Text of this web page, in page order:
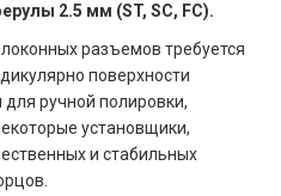
2.5 мм (ST, SC, FC).
разъемов требуется
поверхности
ручной полировки,
установщики,
и стабильных